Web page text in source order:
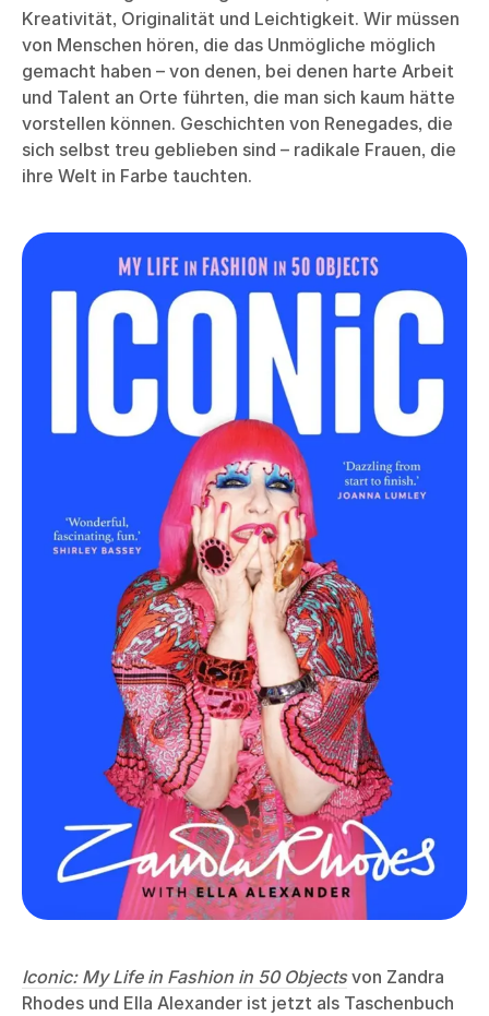
Kreativität, Originalität und Leichtigkeit. Wir müssen
von Menschen hören, die das Unmögliche möglich
gemacht haben – von denen, bei denen harte Arbeit
und Talent an Orte führten, die man sich kaum hätte
vorstellen können. Geschichten von Renegades, die
sich selbst treu geblieben sind – radikale Frauen, die
ihre Welt in Farbe tauchten.
Iconic: My Life in Fashion in 50 Objectsvon Zandra
Rhodes und Ella Alexander ist jetzt als Taschenbuch